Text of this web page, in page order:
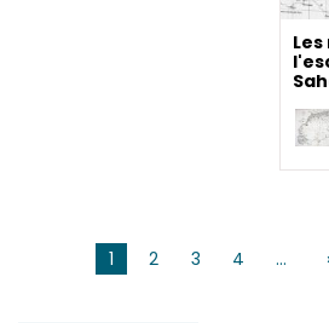
Pagination
1 2 3 4 …